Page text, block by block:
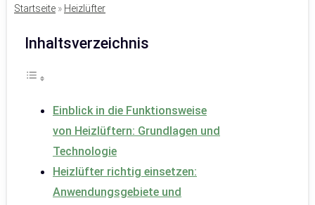
Startseite » Heizlüfter
Inhaltsverzeichnis
Einblick in die Funktionsweise
von Heizlüftern: Grundlagen und
Technologie
Heizlüfter richtig einsetzen:
Anwendungsgebiete und